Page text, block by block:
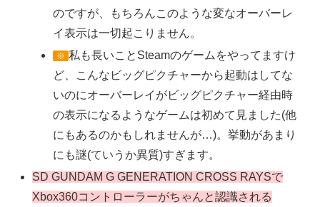
のですが、もちろんこのような変なオーバーレ
イ表示は一切起こりません。
※ 私も長いことSteamのゲームをやってますけ
ど、こんなビッグピクチャーから起動はしてな
いのにオーバーレイがビッグピクチャー経由時
の表示になるようなゲームは初めて見ました(他
にもあるのかもしれませんが…)。挙動があまり
にも謎(ていうか異質)すぎます。
SD GUNDAM G GENERATION CROSS RAYSで
Xbox360コントローラーがちゃんと認識される